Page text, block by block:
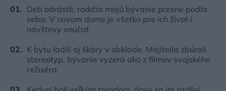
Deti odrástli, rodičia majú bývanie presne podľa
seba. V novom dome je všetko pre ich život i
návštevy vnúčat
K bytu ladili aj škáry v obklade. Majitelia zbúrali
stereotyp, bývanie vyzerá ako z filmov svojského
režiséra